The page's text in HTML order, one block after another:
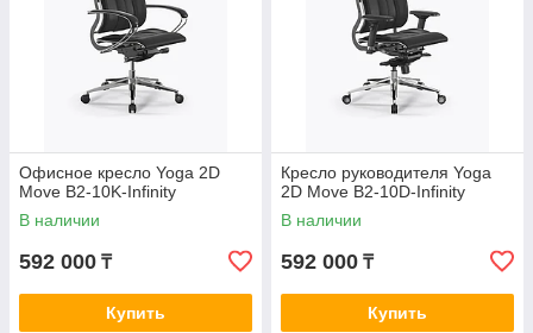
Офисное кресло Yoga 2D
Move B2-10K-Infinity
В наличии
592 000 ₸
Купить
Кресло руководителя Yoga
2D Move B2-10D-Infinity
В наличии
592 000 ₸
Купить